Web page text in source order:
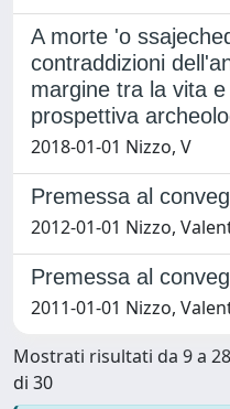
A morte 'o
contraddizioni
margine tra la vita
prospettiva
2018-01-01 Nizzo, V
Premessa al
2012-01-01 Nizzo,
Premessa al
2011-01-01 Nizzo,
Mostrati risultati da 9 a 28
di 30